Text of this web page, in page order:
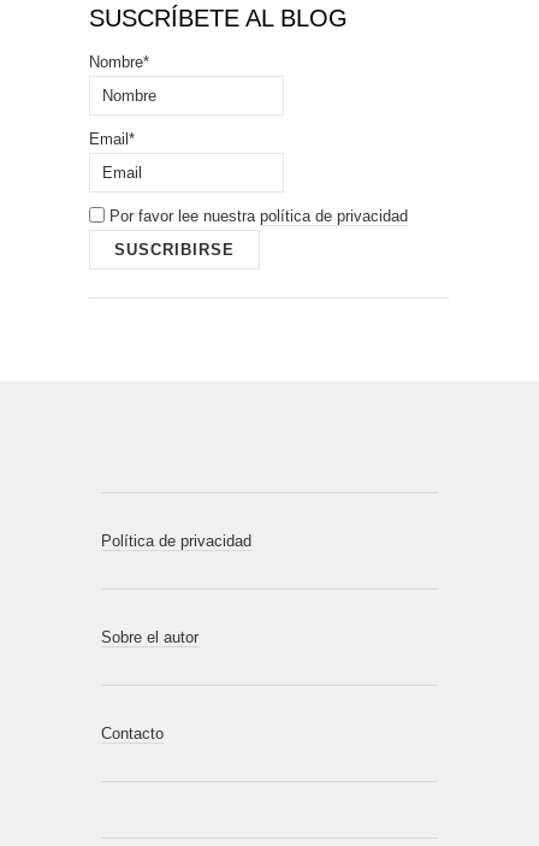
SUSCRÍBETE AL BLOG
Nombre*
Email*
Por favor lee nuestra política de privacidad
Política de privacidad
Sobre el autor
Contacto